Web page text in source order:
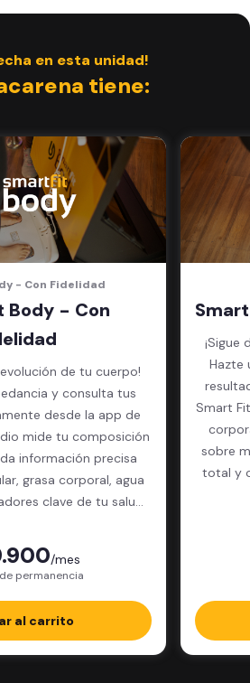
en esta unidad!
tiene:
- Con Fidelidad
Body - Con
de tu cuerpo!
y consulta tus
desde la app de
mide tu composición
información precisa
grasa corporal, agua
clave de tu salud
/mes
permanencia
al carrito
¡Sigue
Hazte
Smart
sobre
total y